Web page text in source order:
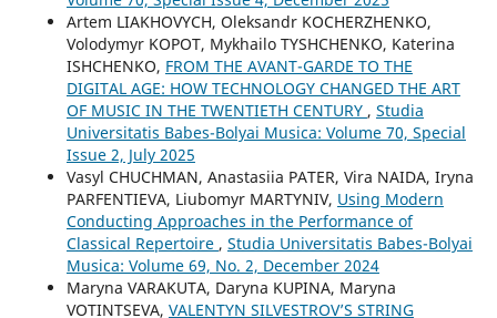
Artem LIAKHOVYCH, Oleksandr KOCHERZHENKO,
Volodymyr KOPOT, Mykhailo TYSHCHENKO, Katerina
ISHCHENKO, FROM THE AVANT-GARDE TO THE
DIGITAL AGE: HOW TECHNOLOGY CHANGED THE ART
OF MUSIC IN THE TWENTIETH CENTURY , Studia
Universitatis Babes-Bolyai Musica: Volume 70, Special
Issue 2, July 2025
Vasyl CHUCHMAN, Anastasiia PATER, Vira NAIDA, Iryna
PARFENTIEVA, Liubomyr MARTYNIV, Using Modern
Conducting Approaches in the Performance of
Classical Repertoire , Studia Universitatis Babes-Bolyai
Musica: Volume 69, No. 2, December 2024
Maryna VARAKUTA, Daryna KUPINA, Maryna
VOTINTSEVA, VALENTYN SILVESTROV’S STRING